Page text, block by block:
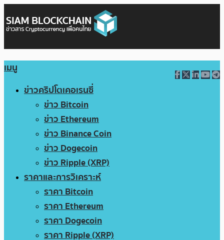
เมนู
ข่าวคริปโตเคอเรนซี่
ข่าว Bitcoin
ข่าว Ethereum
ข่าว Binance Coin
ข่าว Dogecoin
ข่าว Ripple (XRP)
ราคาและการวิเคราะห์
ราคา Bitcoin
ราคา Ethereum
ราคา Dogecoin
ราคา Ripple (XRP)